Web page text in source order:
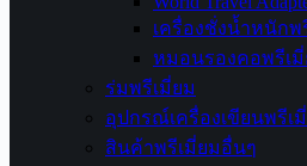
เครื่องชั่งน้ำหนักพ
หมอนรองคอพรีเมี่
ร่มพรีเมี่ยม
อุปกรณ์เครื่องเขียนพรีเ
สินค้าพรีเมี่ยมอื่นๆ